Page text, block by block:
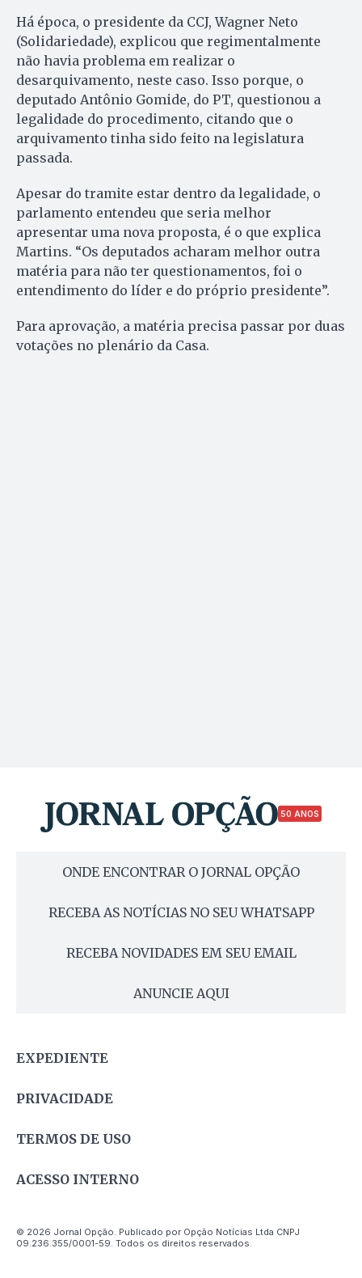
Há época, o presidente da CCJ, Wagner Neto
(Solidariedade), explicou que regimentalmente
não havia problema em realizar o
desarquivamento, neste caso. Isso porque, o
deputado Antônio Gomide, do PT, questionou a
legalidade do procedimento, citando que o
arquivamento tinha sido feito na legislatura
passada.
Apesar do tramite estar dentro da legalidade, o
parlamento entendeu que seria melhor
apresentar uma nova proposta, é o que explica
Martins. “Os deputados acharam melhor outra
matéria para não ter questionamentos, foi o
entendimento do líder e do próprio presidente”.
Para aprovação, a matéria precisa passar por duas
votações no plenário da Casa.
50 ANOS
ONDE ENCONTRAR O JORNAL OPÇÃO
RECEBA AS NOTÍCIAS NO SEU WHATSAPP
RECEBA NOVIDADES EM SEU EMAIL
ANUNCIE AQUI
EXPEDIENTE
PRIVACIDADE
TERMOS DE USO
ACESSO INTERNO
© 2026 Jornal Opção. Publicado por Opção Notícias Ltda CNPJ
09.236.355/0001-59. Todos os direitos reservados.